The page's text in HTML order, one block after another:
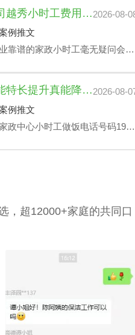
衣、洗碗、熨衣等日常事务，还
人及带孩子放学，让工作热情高
致力工作，那天河区家政公司白
家政公司越秀小时工费用：业务专业技能真的影响吗？2026-08-
例推文
靠谱的家政小时工毫无疑问会比
家照护技能、小孩子看护、监督
，个体能量越高，家政公司越秀
自然越高。
业务技能特长提升真能降广州家政中心护理孩子收费？2026-08-
例推文
政中心小时工做饭电话号码199-
，超12000+家庭的共同口